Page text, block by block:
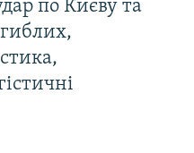
по Києву та